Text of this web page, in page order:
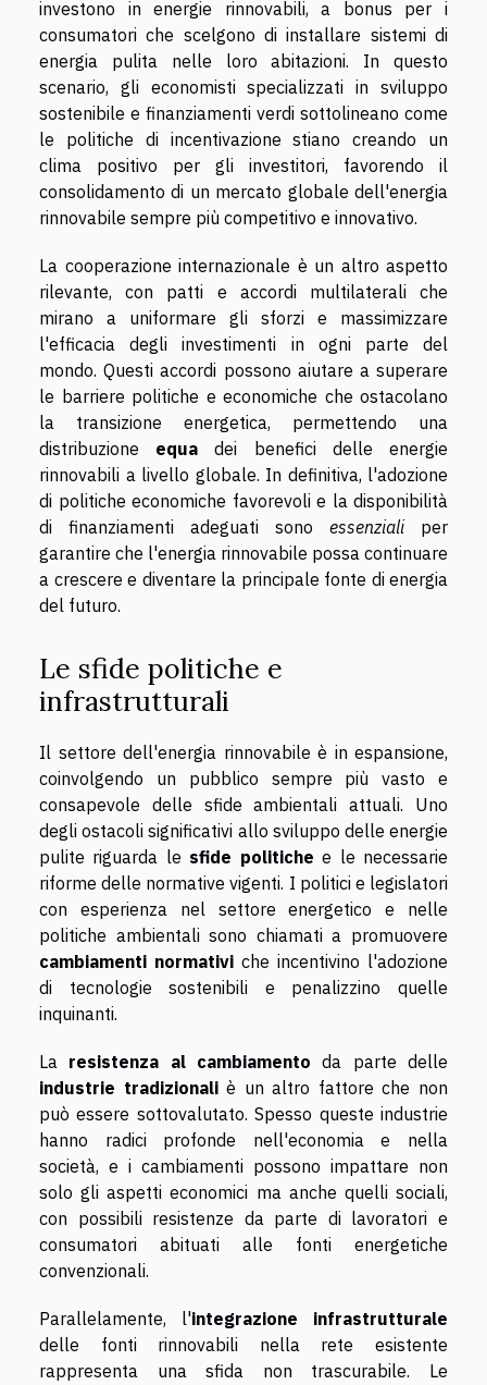
investono in energie rinnovabili, a bonus per i
consumatori che scelgono di installare sistemi di
energia pulita nelle loro abitazioni. In questo
scenario, gli economisti specializzati in sviluppo
sostenibile e finanziamenti verdi sottolineano come
le politiche di incentivazione stiano creando un
clima positivo per gli investitori, favorendo il
consolidamento di un mercato globale dell'energia
rinnovabile sempre più competitivo e innovativo.
La cooperazione internazionale è un altro aspetto
rilevante, con patti e accordi multilaterali che
mirano a uniformare gli sforzi e massimizzare
l'efficacia degli investimenti in ogni parte del
mondo. Questi accordi possono aiutare a superare
le barriere politiche e economiche che ostacolano
la transizione energetica, permettendo una
distribuzione equa dei benefici delle energie
rinnovabili a livello globale. In definitiva, l'adozione
di politiche economiche favorevoli e la disponibilità
di finanziamenti adeguati sono essenzialiper
garantire che l'energia rinnovabile possa continuare
a crescere e diventare la principale fonte di energia
del futuro.
Le sfide politiche e
infrastrutturali
Il settore dell'energia rinnovabile è in espansione,
coinvolgendo un pubblico sempre più vasto e
consapevole delle sfide ambientali attuali. Uno
degli ostacoli significativi allo sviluppo delle energie
pulite riguarda le sfide politiche e le necessarie
riforme delle normative vigenti. I politici e legislatori
con esperienza nel settore energetico e nelle
politiche ambientali sono chiamati a promuovere
cambiamenti normativi che incentivino l'adozione
di tecnologie sostenibili e penalizzino quelle
inquinanti.
La resistenza al cambiamento da parte delle
industrie tradizionaliè un altro fattore che non
può essere sottovalutato. Spesso queste industrie
hanno radici profonde nell'economia e nella
società, e i cambiamenti possono impattare non
solo gli aspetti economici ma anche quelli sociali,
con possibili resistenze da parte di lavoratori e
consumatori abituati alle fonti energetiche
convenzionali.
Parallelamente, l'integrazione infrastrutturale
delle fonti rinnovabili nella rete esistente
rappresenta una sfida non trascurabile. Le